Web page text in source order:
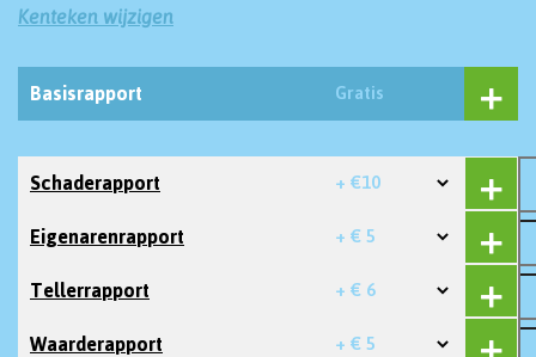
Kenteken wijzigen
Basisrapport Gratis
Schaderapport + €10
Eigenarenrapport + € 5
Tellerrapport + € 6
Waarderapport + € 5